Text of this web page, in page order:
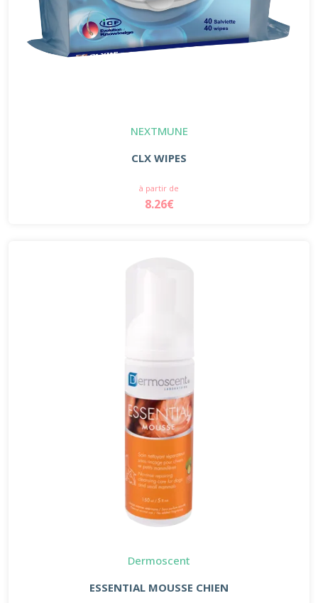
NEXTMUNE
CLX WIPES
à partir de
8.26€
Dermoscent
ESSENTIAL MOUSSE CHIEN